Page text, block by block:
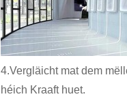
4.Vergläicht mat dem
héich Kraaft huet.